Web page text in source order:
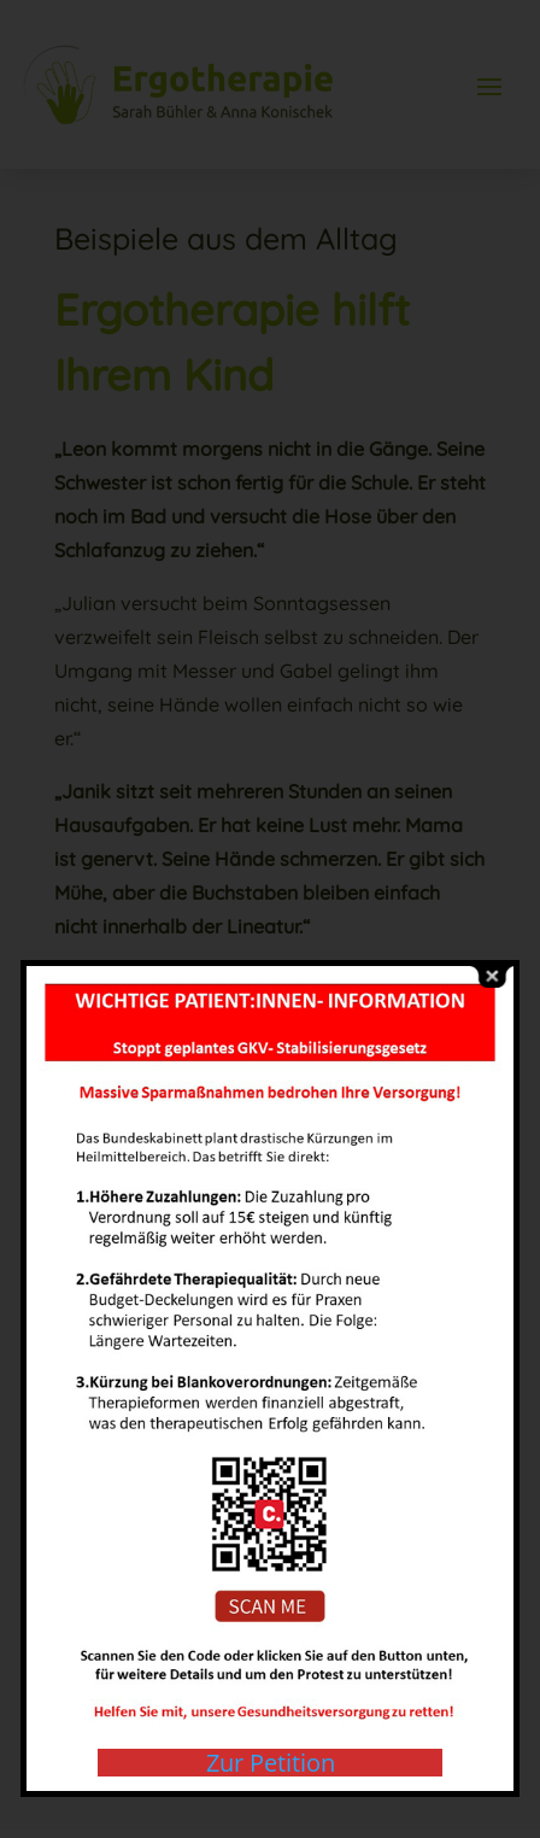
Beispiele aus dem Alltag
Ergotherapie hilft
Ihrem Kind
„Leon kommt morgens nicht in die Gänge. Seine
Schwester ist schon fertig für die Schule. Er steht
noch im Bad und versucht die Hose über den
Schlafanzug zu ziehen.“
„Julian versucht beim Sonntagsessen
verzweifelt sein Fleisch selbst zu schneiden. Der
Umgang mit Messer und Gabel gelingt ihm
nicht, seine Hände wollen einfach nicht so wie
er.“
„Janik sitzt seit mehreren Stunden an seinen
Hausaufgaben. Er hat keine Lust mehr. Mama
ist genervt. Seine Hände schmerzen. Er gibt sich
Mühe, aber die Buchstaben bleiben einfach
nicht innerhalb der Lineatur.“
„Linus besucht die erste Klasse. Seine Lehrerin
erklärt eine Aufgabe. Linus bekommt diese
nicht mit. Er schaut aus dem Fenster und
beobachtet die vorbeifahrenden Autos. Das
regelmäßig.“
„Jonas steht im Unterricht regelmäßig auf oder
kippelt mit seinem Stuhl. Auf seinem Tisch
liegen Stifte Kleber und Hefte kreuz und quer. Er
sucht gerade sein Hausaufgabenheft. Findet es
aber nicht. Nachdem er es gefunden hat bleibt
ihm keine Zeit mehr die Hausaufgaben
abzuschreiben.“
„Lara kommt regelmäßig mit Einträgen im
Mitteilungsheft nach Hause. Mama mag es
schon nicht mehr öffnen. In der Schule kommt
es immer wieder zu Konflikten mit anderen
Kindern. Auf Kindergeburtstage wird er nicht
eingeladen. Auch zu Hause kommt es zu
Konflikten. Diese enden oft mit
Zur Petition